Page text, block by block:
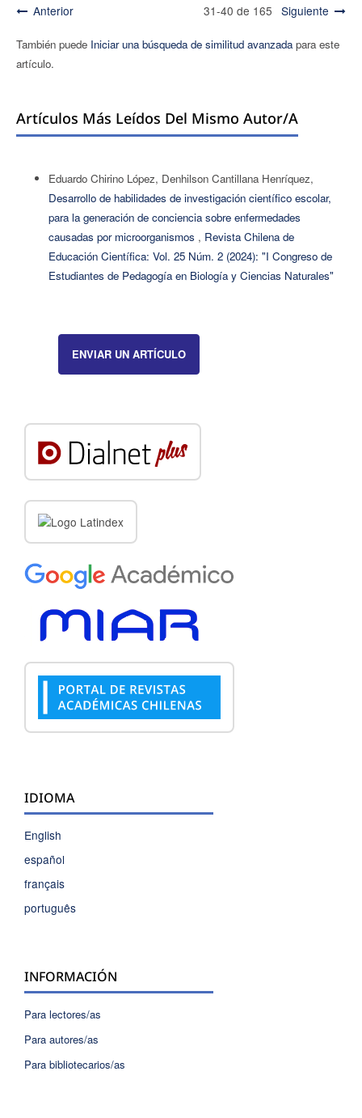
Anterior 31-40 de 165 Siguiente
También puede Iniciar una búsqueda de similitud avanzadapara este
artículo.
Artículos Más Leídos Del Mismo Autor/a
Eduardo Chirino López, Denhilson Cantillana Henríquez,
Desarrollo de habilidades de investigación científico escolar,
para la generación de conciencia sobre enfermedades
causadas por microorganismos , Revista Chilena de
Educación Científica: Vol. 25 Núm. 2 (2024): "I Congreso de
Estudiantes de Pedagogía en Biología y Ciencias Naturales"
ENVIAR UN ARTÍCULO
IDIOMA
English
español
français
português
INFORMACIÓN
Para lectores/as
Para autores/as
Para bibliotecarios/as